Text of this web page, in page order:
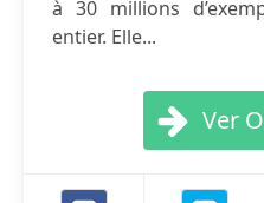
à 30 millions
entier. Elle...
Ver